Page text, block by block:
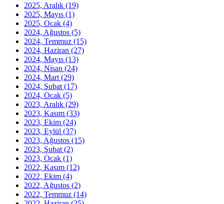
2025, Aralık (19)
2025, Mayıs (1)
2025, Ocak (4)
2024, Ağustos (5)
2024, Temmuz (15)
2024, Haziran (27)
2024, Mayıs (13)
2024, Nisan (24)
2024, Mart (29)
2024, Şubat (17)
2024, Ocak (5)
2023, Aralık (29)
2023, Kasım (33)
2023, Ekim (24)
2023, Eylül (37)
2023, Ağustos (15)
2023, Şubat (2)
2023, Ocak (1)
2022, Kasım (12)
2022, Ekim (4)
2022, Ağustos (2)
2022, Temmuz (14)